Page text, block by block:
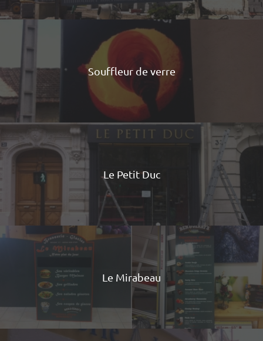
Souffleur de verre
Le Petit Duc
Le Mirabeau